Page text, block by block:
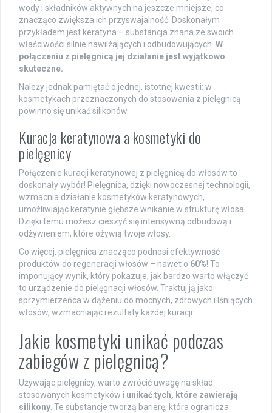
wody i składników aktywnych na jeszcze mniejsze, co
znacząco zwiększa ich przyswajalność. Doskonałym
przykładem jest keratyna – substancja znana ze swoich
właściwości silnie nawilżających i odbudowujących. W
połączeniu z pielęgnicą jej działanie jest wyjątkowo
skuteczne.
Należy jednak pamiętać o jednej, istotnej kwestii: w
kosmetykach przeznaczonych do stosowania z pielęgnicą
powinno się unikać silikonów.
Kuracja keratynowa a kosmetyki do
pielęgnicy
Połączenie kuracji keratynowej z pielęgnicą do włosów to
doskonały wybór! Pielęgnica, dzięki nowoczesnej technologii,
wzmacnia działanie kosmetyków keratynowych,
umożliwiając keratynie głębsze wnikanie w strukturę włosa.
Dzięki temu możesz cieszyć się intensywną odbudową i
odżywieniem, które ożywią twoje włosy.
Co więcej, pielęgnica znacząco podnosi efektywność
produktów do regeneracji włosów – nawet o 60%! To
imponujący wynik, który pokazuje, jak bardzo warto włączyć
to urządzenie do pielęgnacji włosów. Traktuj ją jako
sprzymierzeńca w dążeniu do mocnych, zdrowych i lśniących
włosów, wzmacniając rezultaty każdej kuracji.
Jakie kosmetyki unikać podczas
zabiegów z pielęgnicą?
Używając pielęgnicy, warto zwrócić uwagę na skład
stosowanych kosmetyków i unikać tych, które zawierają
silikony . Te substancje tworzą barierę, która ogranicza